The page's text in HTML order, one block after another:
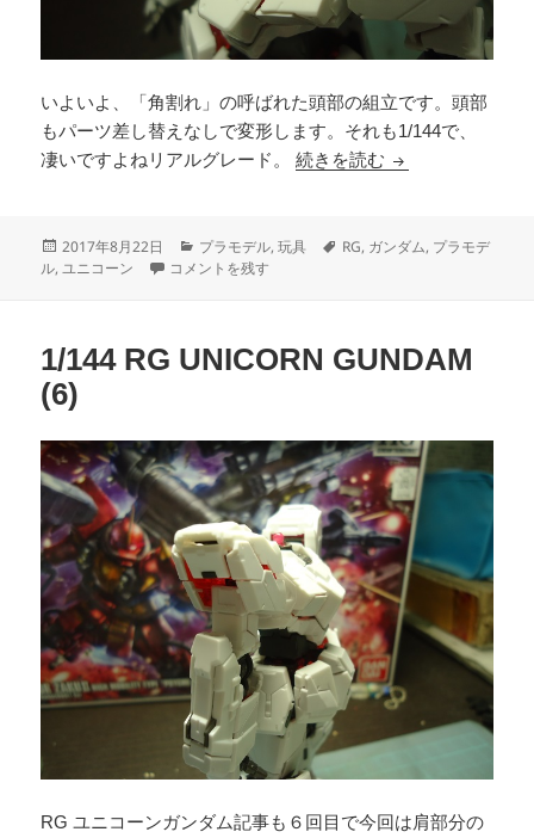
いよいよ、「角割れ」の呼ばれた頭部の組立です。頭部
もパーツ差し替えなしで変形します。それも1/144で、
凄いですよねリアルグレード。続きを読む 1/144 RG
投
稿
2017年8月22日
カ
テ
プラモデル,玩具
タ
RG, ガンダム, プラモデ
ル,ユニコーン 1/144 RG UNICORN GUNDAM (7) に
コメントを残す
1/144 RG UNICORN GUNDAM
(6)
RG ユニコーンガンダム記事も６回目で今回は肩部分の